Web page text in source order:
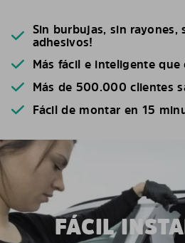
Sin burbujas, sin rayones,
adhesivos!
Más fácil e inteligente
Más de 500.000 clientes
Fácil de montar en 15
FÁCIL